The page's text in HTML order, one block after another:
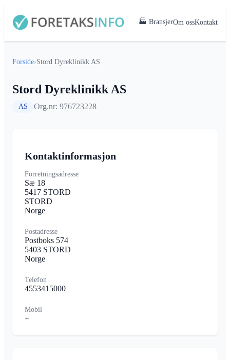
🏭 BransjerOm ossKontakt
Forside›Stord Dyreklinikk AS
Stord Dyreklinikk AS
AS Org.nr: 976723228
Kontaktinformasjon
Forretningsadresse
Sæ 18
5417 STORD
STORD
Norge
Postadresse
Postboks 574
5403 STORD
Norge
Telefon
4553415000
Mobil
+